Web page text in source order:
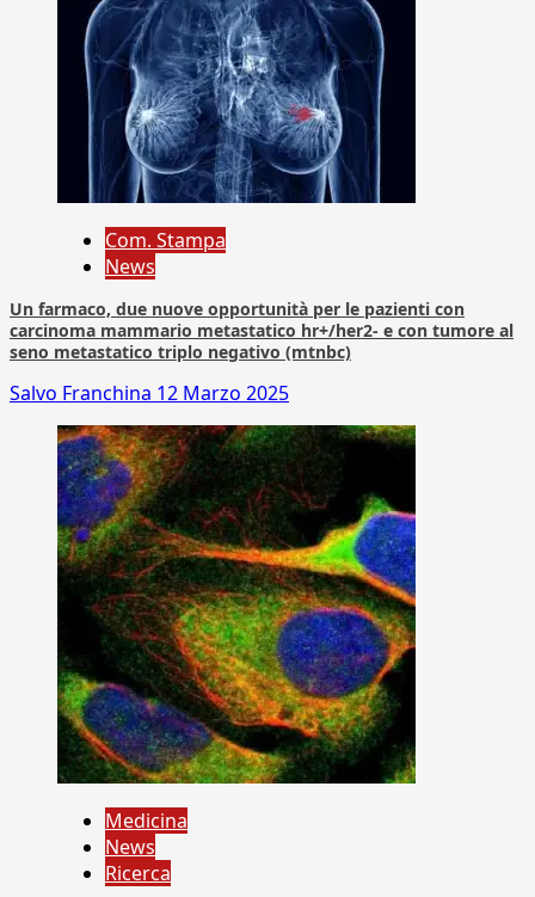
Com. Stampa
News
Un farmaco, due nuove opportunità per le pazienti con
carcinoma mammario metastatico hr+/her2- e con tumore al
seno metastatico triplo negativo (mtnbc)
Salvo Franchina 12 Marzo 2025
Medicina
News
Ricerca